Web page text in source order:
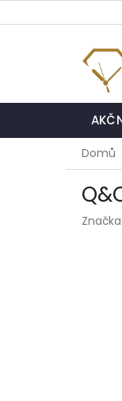
na
Domů
Značka: